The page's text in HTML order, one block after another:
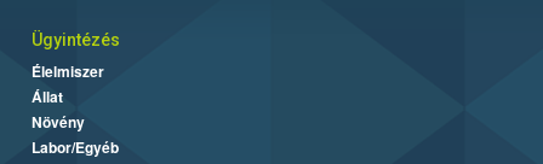
Ügyintézés
Élelmiszer
Állat
Növény
Labor/Egyéb